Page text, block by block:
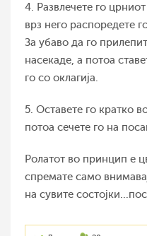
4. Развлечете го
врз него распоредете
За убаво да го
насекаде, а потоа
го со оклагија.
5. Оставете го кратко
потоа сечете го на
Ролатот во принцип е
спремате само
на сувите